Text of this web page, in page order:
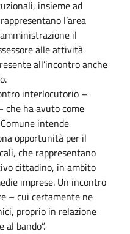
insieme ad
l’area
il
alle attività
all’incontro anche
interlocutorio –
che ha avuto come
intende
opportunità per il
che rappresentano
cittadino, in ambito
imprese. Un incontro
– cui certamente ne
proprio in relazione
al bando”.